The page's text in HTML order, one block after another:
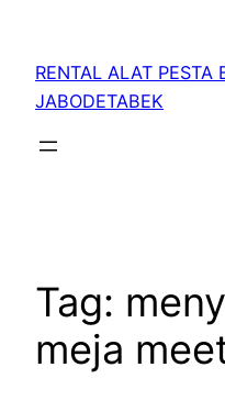
RENTAL ALAT PESTA
JABODETABEK
Tag:
meja